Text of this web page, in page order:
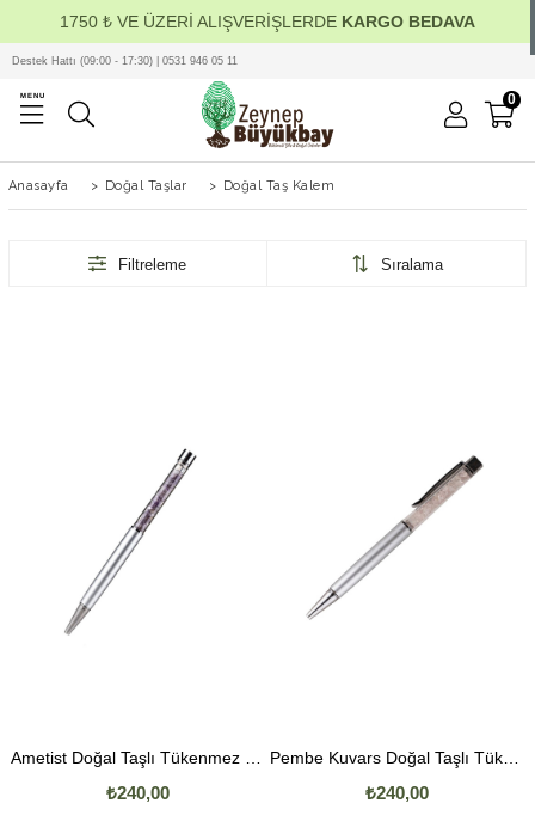
1750 ₺ VE ÜZERİ ALIŞVERİŞLERDE KARGO BEDAVA
MENU
Destek Hattı (09:00 - 17:30) | 0531 946 05 11
0
Anasayfa > Doğal Taşlar > Doğal Taş Kalem
Filtreleme Sıralama
₺240,00
Pembe Kuvars Doğal Taşlı Tükenmez Kalem
₺240,00